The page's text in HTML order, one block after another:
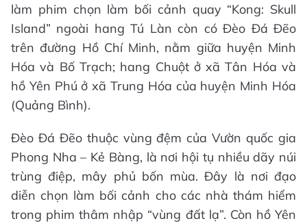
làm phim chọn làm bối cảnh quay “Kong: Skull
Island” ngoài hang Tú Làn còn có Đèo Đá Đẽo
trên đường Hồ Chí Minh, nằm giữa huyện Minh
Hóa và Bố Trạch; hang Chuột ở xã Tân Hóa và
hồ Yên Phú ở xã Trung Hóa của huyện Minh Hóa
(Quảng Bình).
Đèo Đá Đẽo thuộc vùng đệm của Vườn quốc gia
Phong Nha – Kẻ Bàng, là nơi hội tụ nhiều dãy núi
trùng điệp, mây phủ bốn mùa. Đây là nơi đạo
diễn chọn làm bối cảnh cho các nhà thám hiểm
trong phim thâm nhập “vùng đất lạ”. Còn hồ Yên